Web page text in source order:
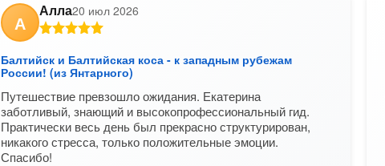
А
Алла20 июл 2026
Балтийск и Балтийская коса - к западным рубежам
России! (из Янтарного)
Путешествие превзошло ожидания. Екатерина
заботливый, знающий и высокопрофессиональный гид.
Практически весь день был прекрасно структурирован,
никакого стресса, только положительные эмоции.
Спасибо!